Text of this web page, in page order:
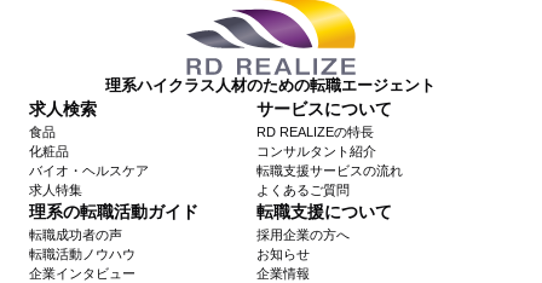
理系ハイクラス人材のための転職エージェント
求人検索
食品
化粧品
バイオ・ヘルスケア
求人特集
サービスについて
RD REALIZEの特長
コンサルタント紹介
転職支援サービスの流れ
よくあるご質問
理系の転職活動ガイド
転職成功者の声
転職活動ノウハウ
企業インタビュー
転職支援について
採用企業の方へ
お知らせ
企業情報